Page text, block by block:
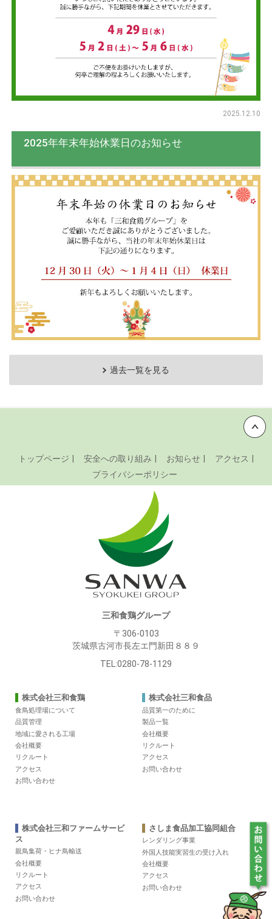
2025.12.10
2025年年末年始休業日のお知らせ
過去一覧を見る
トップページ 安全への取り組み お知らせ
アクセス
プライバシーポリシー
三和食鶏グループ
〒306-0103
茨城県古河市長左エ門新田８８９
TEL:0280-78-1129
株式会社三和食鶏
食鳥処理場について
品質管理
地域に愛される工場
会社概要
リクルート
アクセス
お問い合わせ
株式会社三和食品
品質第一のために
製品一覧
会社概要
リクルート
アクセス
お問い合わせ
株式会社三和ファームサービ
ス
親鳥集荷・ヒナ鳥輸送
会社概要
リクルート
アクセス
お問い合わせ
さしま食品加工協同組合
レンダリング事業
外国人技能実習生の受け入れ
会社概要
アクセス
お問い合わせ